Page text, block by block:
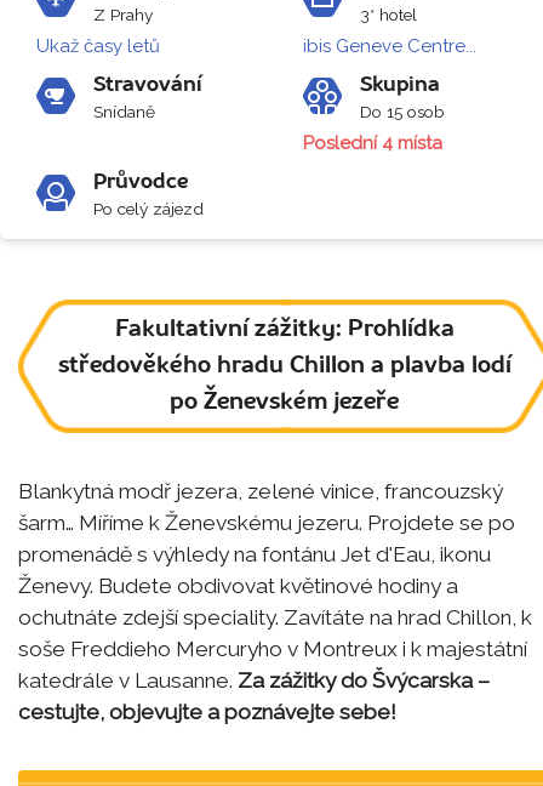
Z Prahy
Ukaž časy letů
3* hotel
ibis Geneve Centre...
Stravování
Snídaně
Skupina
Do 15 osob
Poslední 4 místa
Průvodce
Po celý zájezd
Fakultativní zážitky: Prohlídka
středověkého hradu Chillon a plavba lodí
po Ženevském jezeře
Blankytná modř jezera, zelené vinice, francouzský
šarm… Míříme k Ženevskému jezeru. Projdete se po
promenádě s výhledy na fontánu Jet d'Eau, ikonu
Ženevy. Budete obdivovat květinové hodiny a
ochutnáte zdejší speciality. Zavítáte na hrad Chillon, k
soše Freddieho Mercuryho v Montreux i k majestátní
katedrále v Lausanne. Za zážitky do Švýcarska –
cestujte, objevujte a poznávejte sebe!